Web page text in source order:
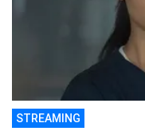
STREAMING